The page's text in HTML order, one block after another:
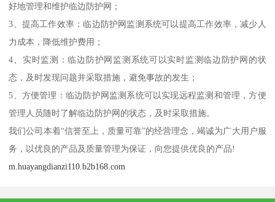
好地管理和维护临边防护网；
3、提高工作效率：临边防护网监测系统可以提高工作效率，减少人
力成本，降低维护费用；
4、实时监测：临边防护网监测系统可以实时监测临边防护网的状
态，及时发现问题并采取措施，避免事故的发生；
5、方便管理：临边防护网监测系统可以实现远程监测和管理，方便
管理人员随时了解临边防护网的状态，及时采取措施。
我们公司本着“信誉至上，质量可靠”的经营理念，竭诚为广大用户服
务，以优良的产品及质量管理为保证，向您提供优良的产品!
m.huayangdianzi110.b2b168.com